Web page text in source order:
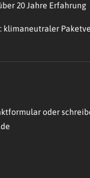
20 Jahre Erfahrung
klimaneutraler
oder